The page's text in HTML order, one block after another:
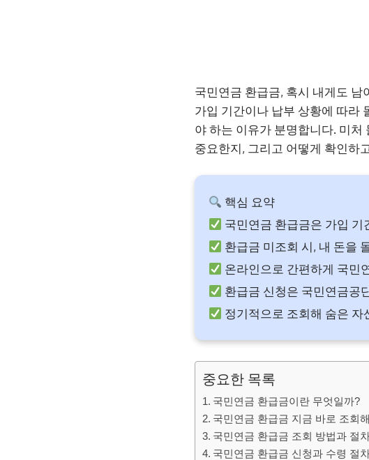
국민연금 환급금, 혹시 내게도 남
가입 기간이나 납부 상황에 따라
야 하는 이유가 분명합니다. 미
중요한지, 그리고 어떻게 확인하
핵심 요약
국민연금 환급금은 가입
환급금 미조회 시, 내 돈을
온라인으로 간편하게 국민
환급금 신청은 국민연금공
정기적으로 조회해 숨은
중요한 목록
국민연금 환급금이란 무엇일까?
국민연금 환급금 지금 바로 조회
국민연금 환급금 조회 방법과 절
국민연금 환급금 신청과 수령 절